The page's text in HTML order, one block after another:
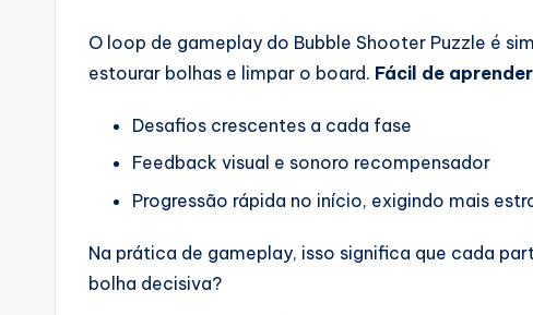
O loop de gameplay do Bubble Shooter Puzzle é
estourar bolhas e limpar o board. Fácil de aprender
Desafios crescentes a cada fase
Feedback visual e sonoro recompensador
Progressão rápida no início, exigindo mais
Na prática de gameplay, isso significa que cada
bolha decisiva?